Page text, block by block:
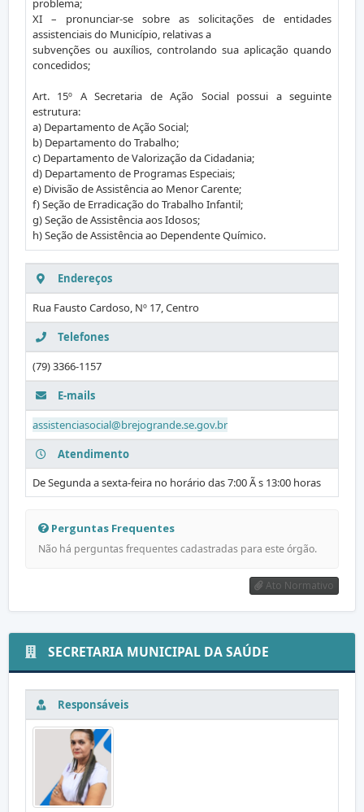
problema;
XI – pronunciar-se sobre as solicitações de entidades
assistenciais do Município, relativas a
subvenções ou auxílios, controlando sua aplicação quando
concedidos;
Art. 15º A Secretaria de Ação Social possui a seguinte
estrutura:
a) Departamento de Ação Social;
b) Departamento do Trabalho;
c) Departamento de Valorização da Cidadania;
d) Departamento de Programas Especiais;
e) Divisão de Assistência ao Menor Carente;
f) Seção de Erradicação do Trabalho Infantil;
g) Seção de Assistência aos Idosos;
h) Seção de Assistência ao Dependente Químico.
Endereços
Rua Fausto Cardoso, Nº 17, Centro
Telefones
(79) 3366-1157
E-mails
assistenciasocial@brejogrande.se.gov.br
Atendimento
De Segunda a sexta-feira no horário das 7:00 Ã s 13:00 horas
Perguntas Frequentes
Não há perguntas frequentes cadastradas para este órgão.
Ato Normativo
SECRETARIA MUNICIPAL DA SAÚDE
Responsáveis